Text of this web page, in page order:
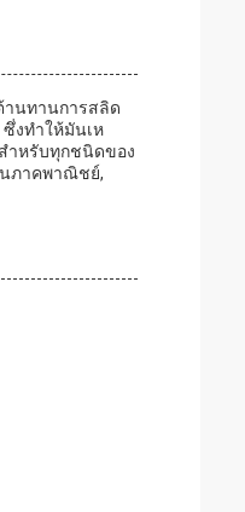
านทานการสลิด
งทําให้มันเห
าหรับทุกชนิดของ
นภาคพาณิชย์,